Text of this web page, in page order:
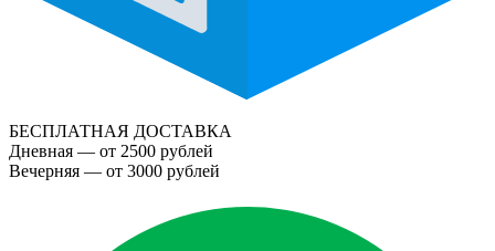
БЕСПЛАТНАЯ ДОСТАВКА
Дневная — от 2500 рублей
Вечерняя — от 3000 рублей